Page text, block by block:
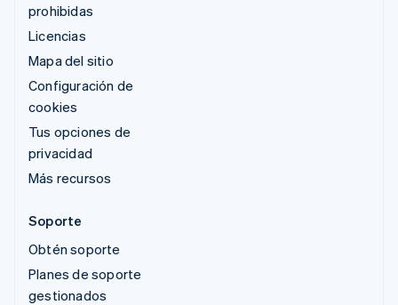
prohibidas
Licencias
Mapa del sitio
Configuración de
cookies
Tus opciones de
privacidad
Más recursos
Soporte
Obtén soporte
Planes de soporte
gestionados